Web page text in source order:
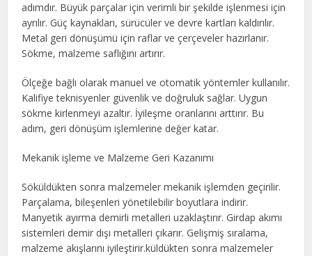
adımdır. Büyük parçalar için verimli bir şekilde işlenmesi için
ayrılır. Güç kaynakları, sürücüler ve devre kartları kaldırılır.
Metal geri dönüşümü için raflar ve çerçeveler hazırlanır.
Sökme, malzeme saflığını artırır.
Ölçeğe bağlı olarak manuel ve otomatik yöntemler kullanılır.
Kalifiye teknisyenler güvenlik ve doğruluk sağlar. Uygun
sökme kirlenmeyi azaltır. İyileşme oranlarını arttırır. Bu
adım, geri dönüşüm işlemlerine değer katar.
Mekanik işleme ve Malzeme Geri Kazanımı
Söküldükten sonra malzemeler mekanik işlemden geçirilir.
Parçalama, bileşenleri yönetilebilir boyutlara indirir.
Manyetik ayırma demirli metalleri uzaklaştırır. Girdap akımı
sistemleri demir dışı metalleri çıkarır. Gelişmiş sıralama,
malzeme akışlarını iyileştirir.küldükten sonra malzemeler